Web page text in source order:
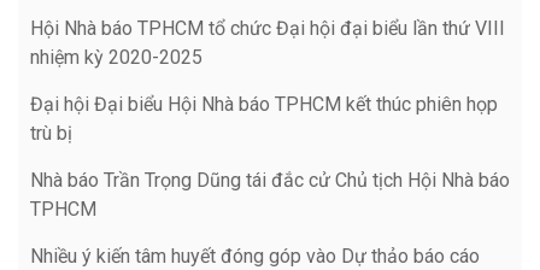
Hội Nhà báo TPHCM tổ chức Đại hội đại biểu lần thứ VIII
nhiệm kỳ 2020-2025
Đại hội Đại biểu Hội Nhà báo TPHCM kết thúc phiên họp
trù bị
Nhà báo Trần Trọng Dũng tái đắc cử Chủ tịch Hội Nhà báo
TPHCM
Nhiều ý kiến tâm huyết đóng góp vào Dự thảo báo cáo